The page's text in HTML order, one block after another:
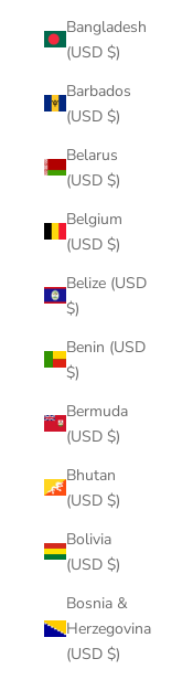
Bangladesh
(USD $)
Barbados
(USD $)
Belarus
(USD $)
Belgium
(USD $)
Belize (USD
$)
Benin (USD
$)
Bermuda
(USD $)
Bhutan
(USD $)
Bolivia
(USD $)
Bosnia &
Herzegovina
(USD $)